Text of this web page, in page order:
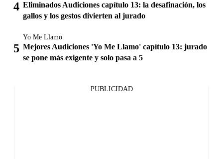
Eliminados Audiciones capítulo 13: la desafinación, los
gallos y los gestos divierten al jurado
Yo Me Llamo
Mejores Audiciones 'Yo Me Llamo' capítulo 13: jurado
se pone más exigente y solo pasa a 5
PUBLICIDAD